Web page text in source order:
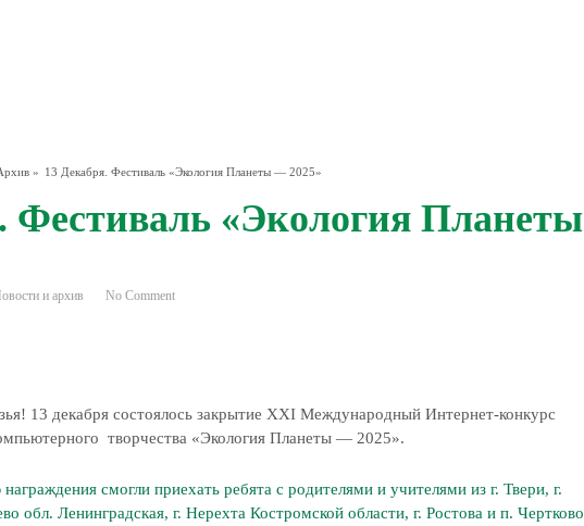
» 13 Декабря. Фестиваль «Экология Планеты — 2025»
Фестиваль «Экология Планеты
и архив No Comment
13 декабря состоялось закрытие ХХI Международный Интернет-конкурс
творчества «Экология Планеты — 2025».
смогли приехать ребята с родителями и учителями из г. Твери, г.
обл. Ленинградская, г. Нерехта Костромской области, г. Ростова и п. Чертково